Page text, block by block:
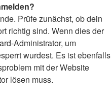
Prüfe zunächst, ob dein
richtig sind. Wenn dies der
Administrator, um
wurdest. Es ist ebenfalls
mit der Website
lösen muss.